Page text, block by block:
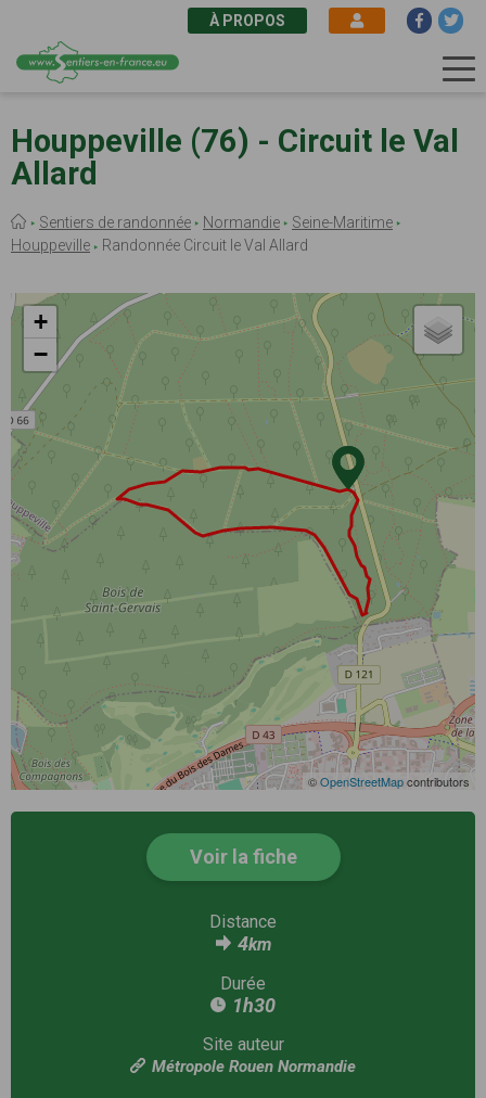
au
contenu
principal
À PROPOS
Houppeville (76) - Circuit le Val
Allard
Fil
d'Ariane
Sentiers de randonnée Normandie
Seine-Maritime
Houppeville
Randonnée Circuit le Val Allard
+
−
©OpenStreetMapcontributors
Voir la fiche
Distance
4km
Durée
1h30
Site auteur
Métropole Rouen Normandie